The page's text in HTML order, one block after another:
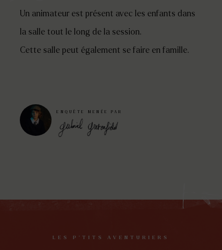
Un animateur est présent avec les enfants dans
la salle tout le long de la session.
Cette salle peut également se faire en famille.
ENQUÊTE MENÉE PAR
LES P’TITS AVENTURIERS